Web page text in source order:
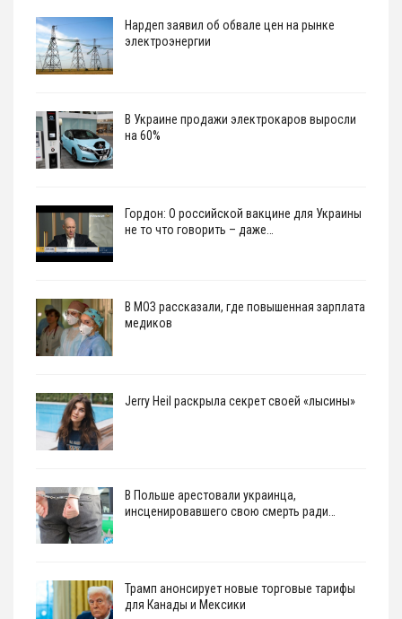
Нардеп заявил об обвале цен на рынке
электроэнергии
В Украине продажи электрокаров выросли
на 60%
Гордон: О российской вакцине для Украины
не то что говорить – даже…
В МОЗ рассказали, где повышенная зарплата
медиков
Jerry Heil раскрыла секрет своей «лысины»
В Польше арестовали украинца,
инсценировавшего свою смерть ради…
Трамп анонсирует новые торговые тарифы
для Канады и Мексики